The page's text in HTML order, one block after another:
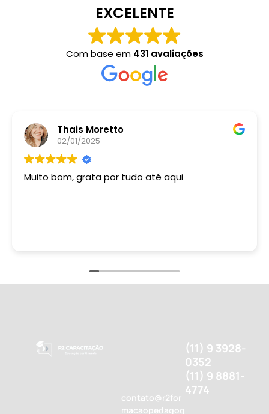
EXCELENTE
Com base em 431 avaliações
Thais Moretto
02/01/2025
Muito bom, grata por tudo até aqui
contato@r2for
macaopedagog
(11) 9 3928-
0352
(11) 9 8881-
4774